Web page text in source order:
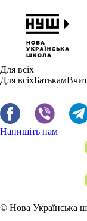
Для всіх
Для всіхБатькам
Напишіть нам
© Нова Українська